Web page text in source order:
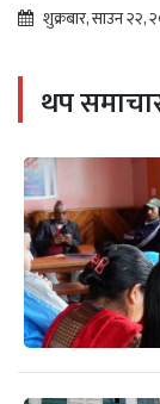
शुक्रबार, साउन २२,
थप